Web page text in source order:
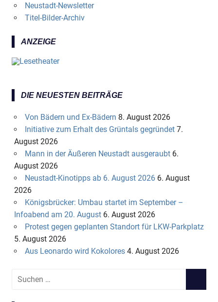
Neustadt-Newsletter
Titel-Bilder-Archiv
ANZEIGE
DIE NEUESTEN BEITRÄGE
Von Bädern und Ex-Bädern 8. August 2026
Initiative zum Erhalt des Grüntals gegründet 7.
August 2026
Mann in der Äußeren Neustadt ausgeraubt 6.
August 2026
Neustadt-Kinotipps ab 6. August 2026 6. August
2026
Königsbrücker: Umbau startet im September –
Infoabend am 20. August 6. August 2026
Protest gegen geplanten Standort für LKW-Parkplatz
5. August 2026
Aus Leonardo wird Kokolores 4. August 2026
c